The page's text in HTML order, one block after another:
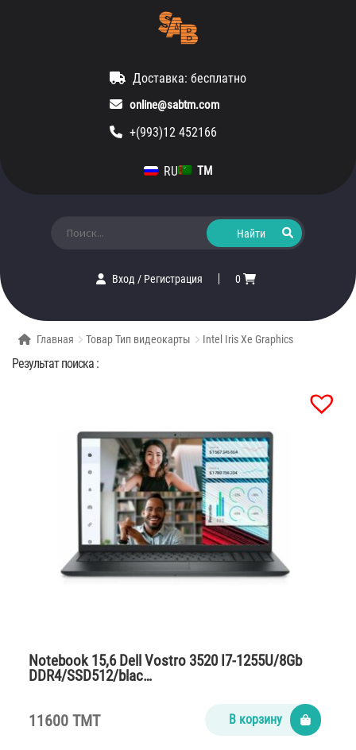
Доставка: бесплатно
online@sabtm.com
+(993)12 452166
RU TM
Вход/ Регистрация 0
Главная Товар Тип видеокарты Intel Iris Xe Graphics
Результат поиска :
Notebook 15,6 Dell Vostro 3520 I7-1255U/8Gb
DDR4/SSD512/blac…
11600 TMT В корзину